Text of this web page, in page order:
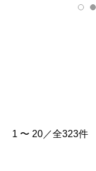
1 〜 20／全323件